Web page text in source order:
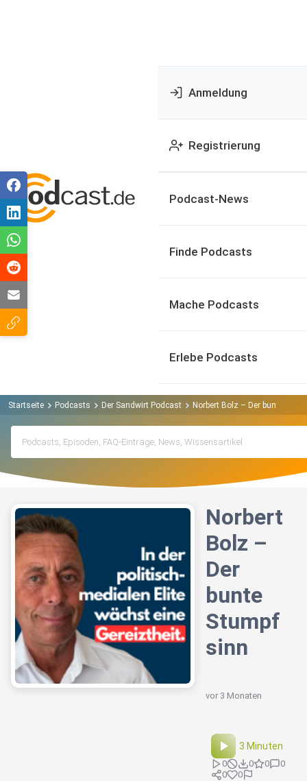
Anmeldung
Registrierung
Podcast-News
Finde Podcasts
Mache Podcasts
Erlebe Podcasts
Startseite Podcasts Der Sandwirt Podcast Norbert Bolz – Der bunte
Norbert
Bolz –
Der
bunte
Stumpf
sinn
vor 3 Monaten
3 Minuten
0 0 0
0
0
0